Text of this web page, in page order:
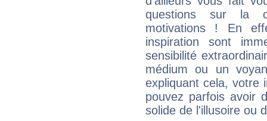
questions sur la
motivations ! En
inspiration sont
sensibilité
médium ou un
expliquant cela, votre
pouvez parfois avoir
solide de l'illusoire ou